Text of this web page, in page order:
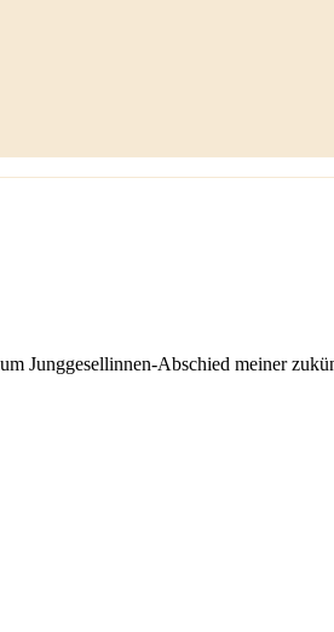
Junggesellinnen-Abschied meiner